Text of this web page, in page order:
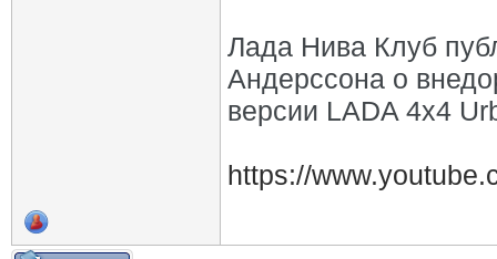
Лада Нива Клуб
Андерссона о
версии LADA 4х4
https://